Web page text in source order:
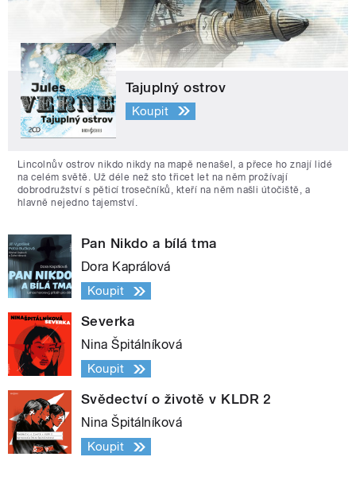
Tajuplný ostrov
Koupit
Lincolnův ostrov nikdo nikdy na mapě nenašel, a přece ho znají lidé
na celém světě. Už déle než sto třicet let na něm prožívají
dobrodružství s pěticí trosečníků, kteří na něm našli útočiště, a
hlavně nejedno tajemství.
Pan Nikdo a bílá tma
Dora Kaprálová
Koupit
Severka
Nina Špitálníková
Koupit
Svědectví o životě v KLDR 2
Nina Špitálníková
Koupit